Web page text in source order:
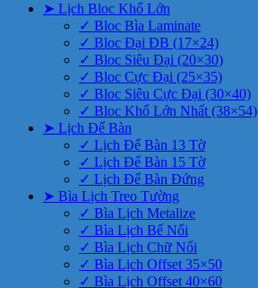
➤ Lịch Bloc Khổ Lớn
✓ Bloc Bìa Laminate
✓ Bloc Đại ĐB (17×24)
✓ Bloc Siêu Đại (20×30)
✓ Bloc Cực Đại (25×35)
✓ Bloc Siêu Cực Đại (30×40)
✓ Bloc Khổ Lớn Nhất (38×54)
➤ Lịch Để Bàn
✓ Lịch Để Bàn 13 Tờ
✓ Lịch Để Bàn 15 Tờ
✓ Lịch Để Bàn Đứng
➤ Bìa Lịch Treo Tường
✓ Bìa Lịch Metalize
✓ Bìa Lịch Bế Nổi
✓ Bìa Lịch Chữ Nổi
✓ Bìa Lịch Offset 35×50
✓ Bìa Lịch Offset 40×60